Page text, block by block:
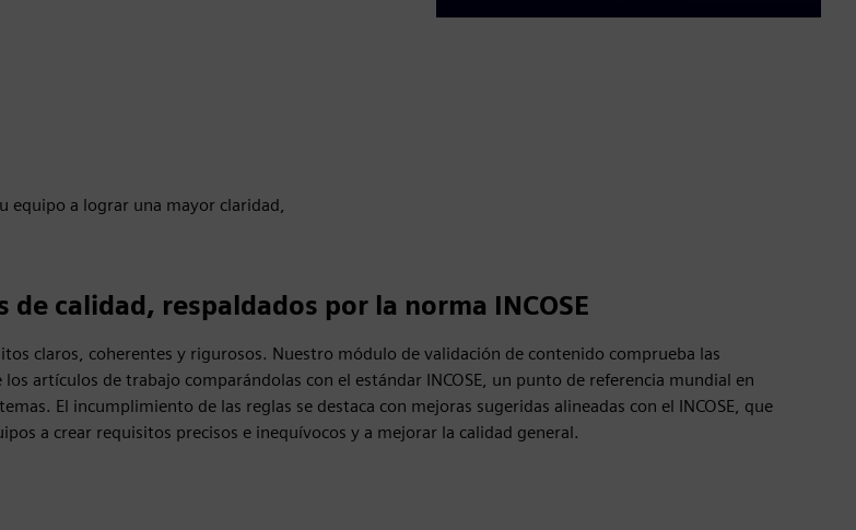
equipo a lograr una mayor claridad,
de calidad, respaldados por la norma INCOSE
claros, coherentes y rigurosos. Nuestro módulo de validación de contenido comprueba las
los artículos de trabajo comparándolas con el estándar INCOSE, un punto de referencia mundial en
El incumplimiento de las reglas se destaca con mejoras sugeridas alineadas con el INCOSE, que
a crear requisitos precisos e inequívocos y a mejorar la calidad general.